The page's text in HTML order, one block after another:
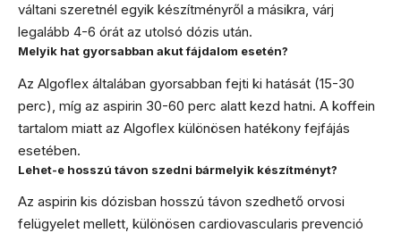
váltani szeretnél egyik készítményről a másikra, várj
legalább 4-6 órát az utolsó dózis után.
Melyik hat gyorsabban akut fájdalom esetén?
Az Algoflex általában gyorsabban fejti ki hatását (15-30
perc), míg az aspirin 30-60 perc alatt kezd hatni. A koffein
tartalom miatt az Algoflex különösen hatékony fejfájás
esetében.
Lehet-e hosszú távon szedni bármelyik készítményt?
Az aspirin kis dózisban hosszú távon szedhető orvosi
felügyelet mellett, különösen cardiovascularis prevenció